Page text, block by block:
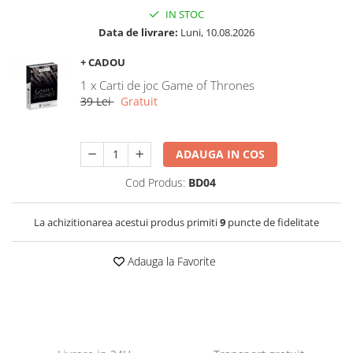
IN STOC
Data de livrare: Luni, 10.08.2026
+ CADOU
1 x Carti de joc Game of Thrones
39 LeiGratuit
ADAUGA IN COS
Cod Produs: BD04
La achizitionarea acestui produs primiti9 puncte de fidelitate
Adauga la Favorite